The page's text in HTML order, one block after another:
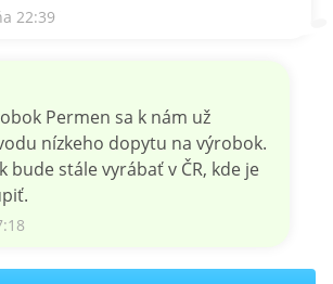
22:39
Permen sa k nám už
nízkeho dopytu na výrobok.
bude stále vyrábať v ČR, kde je